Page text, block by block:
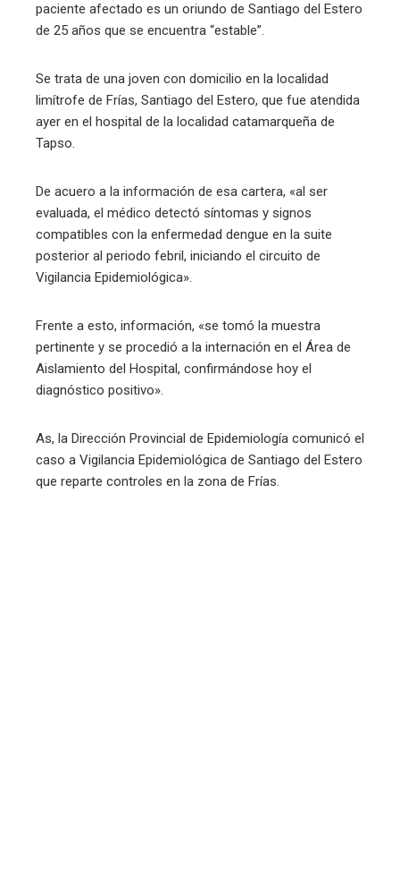
paciente afectado es un oriundo de Santiago del Estero
de 25 años que se encuentra “estable”.
Se trata de una joven con domicilio en la localidad
limítrofe de Frías, Santiago del Estero, que fue atendida
ayer en el hospital de la localidad catamarqueña de
Tapso.
De acuero a la información de esa cartera, «al ser
evaluada, el médico detectó síntomas y signos
compatibles con la enfermedad dengue en la suite
posterior al periodo febril, iniciando el circuito de
Vigilancia Epidemiológica».
Frente a esto, información, «se tomó la muestra
pertinente y se procedió a la internación en el Área de
Aislamiento del Hospital, confirmándose hoy el
diagnóstico positivo».
As, la Dirección Provincial de Epidemiología comunicó el
caso a Vigilancia Epidemiológica de Santiago del Estero
que reparte controles en la zona de Frías.